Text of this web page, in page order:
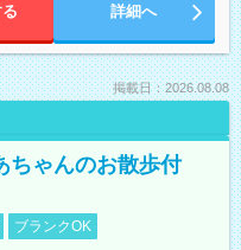
詳細へ
掲載日：2026.08.08
ちゃんのお散歩付
ブランクOK